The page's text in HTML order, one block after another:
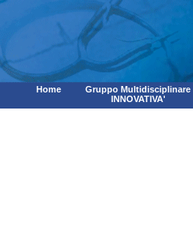
Home
Gruppo Multidisciplinare
INNOVATIVA'